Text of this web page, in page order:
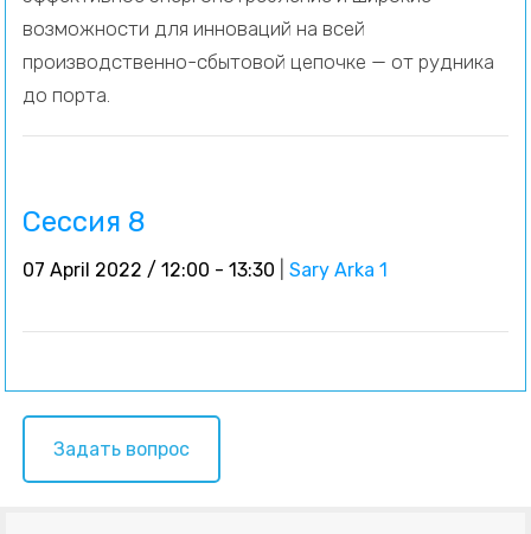
возможности для инноваций на всей
производственно-сбытовой цепочке — от рудника
до порта.
Сессия 8
07 April 2022 / 12:00 - 13:30 |Sary Arka 1
Задать вопрос